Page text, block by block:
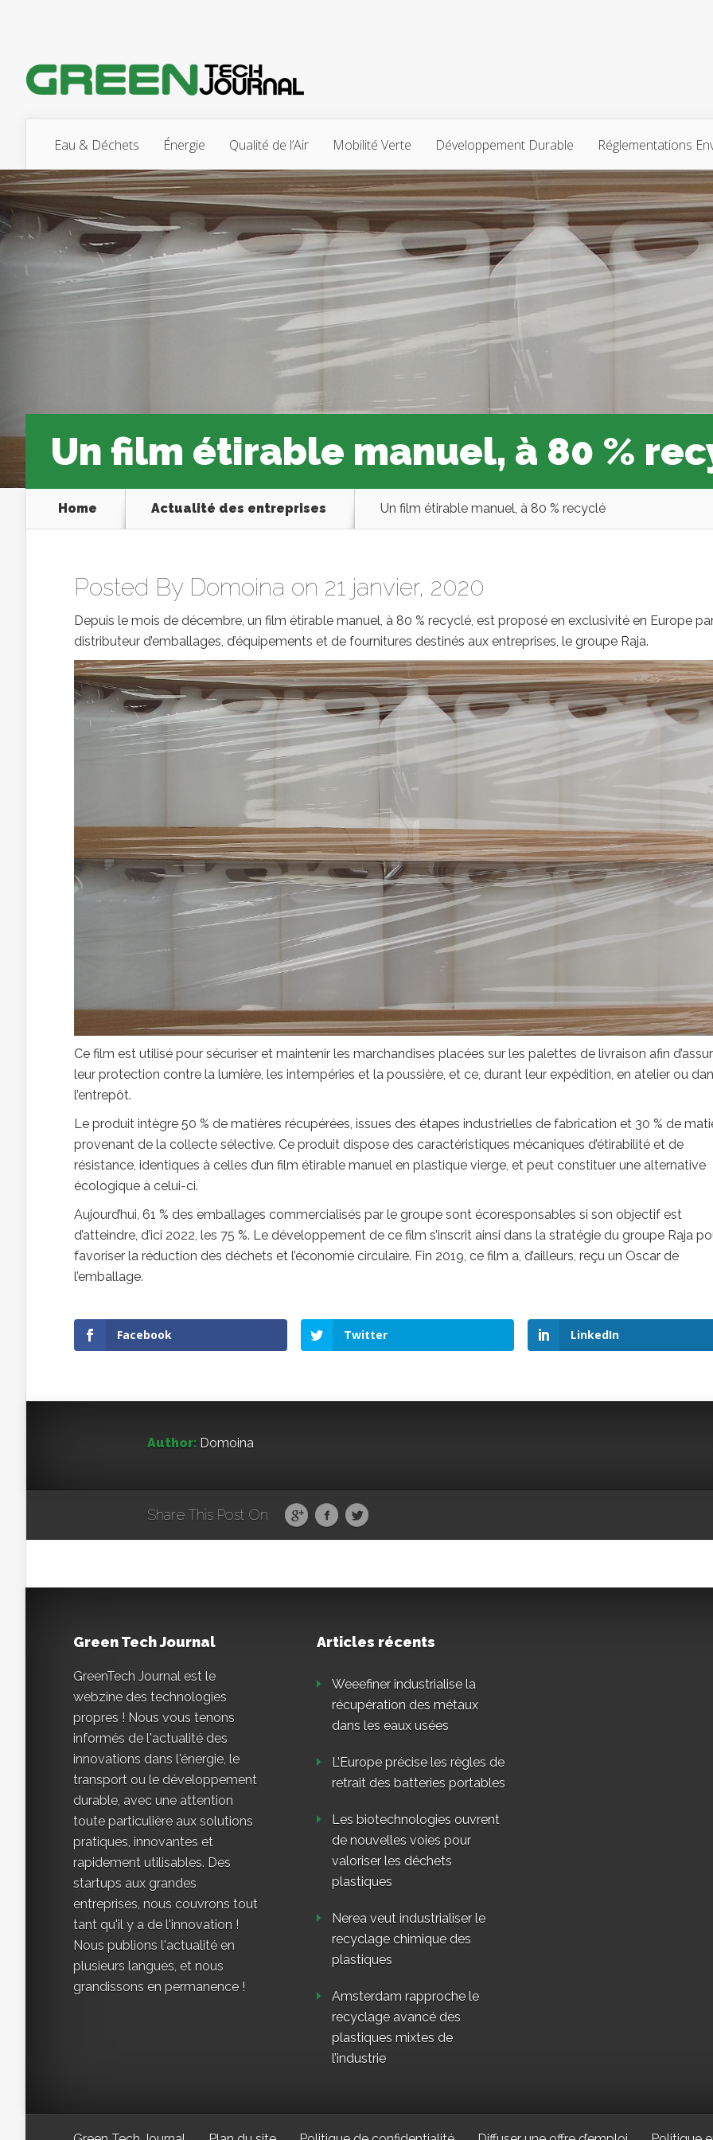
Eau & Déchets Énergie Qualité de l’Air Mobilité Verte Développement Durable Réglementations
Un film étirable manuel, à 80 %
Home Actualité des entreprises Un film étirable manuel, à 80 % recyclé
Posted By Domoina on 21 janvier, 2020
Depuis le mois de décembre, un film étirable manuel, à 80 % recyclé, est proposé en exclusivité en Europe
distributeur d’emballages, d’équipements et de fournitures destinés aux entreprises, le groupe Raja.
Ce film est utilisé pour sécuriser et maintenir les marchandises placées sur les palettes de livraison afin
leur protection contre la lumière, les intempéries et la poussière, et ce, durant leur expédition, en atelier ou
l’entrepôt.
Le produit intègre 50 % de matières récupérées, issues des étapes industrielles de fabrication et 30 % de
provenant de la collecte sélective. Ce produit dispose des caractéristiques mécaniques d’étirabilité et de
résistance, identiques à celles d’un film étirable manuel en plastique vierge, et peut constituer une alternative
écologique à celui-ci.
Aujourd’hui, 61 % des emballages commercialisés par le groupe sont écoresponsables si son objectif est
d’atteindre, d’ici 2022, les 75 %. Le développement de ce film s’inscrit ainsi dans la stratégie du groupe Raja
favoriser la réduction des déchets et l’économie circulaire. Fin 2019, ce film a, d’ailleurs, reçu un Oscar de
l’emballage.
Facebook Twitter LinkedIn
Author: Domoina
Share This Post On
Green Tech Journal
GreenTech Journal est le
webzine des technologies
propres ! Nous vous tenons
informés de l'actualité des
innovations dans l'énergie, le
transport ou le développement
durable, avec une attention
toute particulière aux solutions
pratiques, innovantes et
rapidement utilisables. Des
startups aux grandes
entreprises, nous couvrons tout
tant qu'il y a de l'innovation !
Nous publions l'actualité en
plusieurs langues, et nous
grandissons en permanence !
Articles récents
Weeefiner industrialise la
récupération des métaux
dans les eaux usées
L’Europe précise les règles de
retrait des batteries portables
Les biotechnologies ouvrent
de nouvelles voies pour
valoriser les déchets
plastiques
Nerea veut industrialiser le
recyclage chimique des
plastiques
Amsterdam rapproche le
recyclage avancé des
plastiques mixtes de
l’industrie